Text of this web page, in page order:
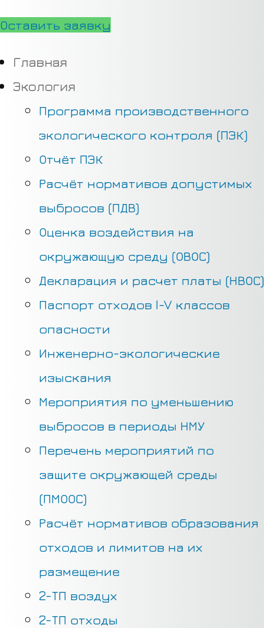
Оставить заявку
Главная
Экология
Программа производственного
экологического контроля (ПЭК)
Отчёт ПЭК
Расчёт нормативов допустимых
выбросов (ПДВ)
Оценка воздействия на
окружающую среду (ОВОС)
Декларация и расчет платы (НВОС)
Паспорт отходов I-V классов
опасности
Инженерно-экологические
изыскания
Мероприятия по уменьшению
выбросов в периоды НМУ
Перечень мероприятий по
защите окружающей среды
(ПМООС)
Расчёт нормативов образования
отходов и лимитов на их
размещение
2-ТП воздух
2-ТП отходы